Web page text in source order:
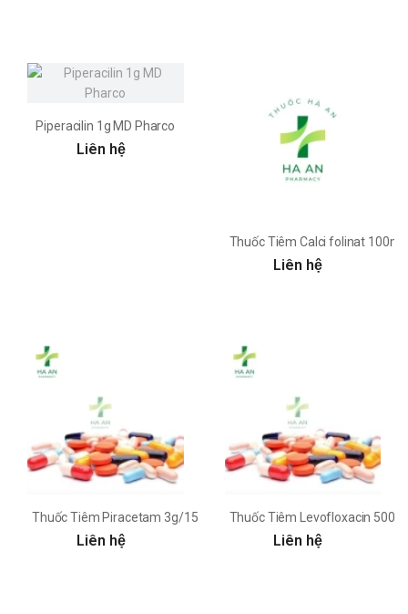
Piperacilin 1g MD Pharco
Liên hệ
Thuốc Tiêm Calci folinat
Liên hệ
Thuốc Tiêm Piracetam 3g/15mlCông ty CPDP Minh Dân
Liên hệ
Thuốc Tiêm Levofloxacin
Liên hệ